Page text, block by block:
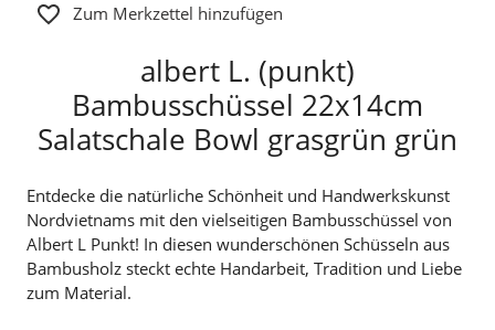
Zum Merkzettel hinzufügen
albert L. (punkt)
Bambusschüssel 22x14cm
Salatschale Bowl grasgrün grün
Entdecke die natürliche Schönheit und Handwerkskunst
Nordvietnams mit den vielseitigen Bambusschüssel von
Albert L Punkt! In diesen wunderschönen Schüsseln aus
Bambusholz steckt echte Handarbeit, Tradition und Liebe
zum Material.